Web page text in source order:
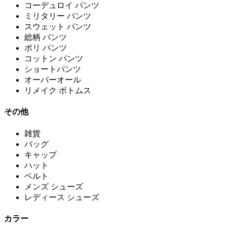
コーデュロイ パンツ
ミリタリー パンツ
スウェット パンツ
総柄 パンツ
ポリ パンツ
コットン パンツ
ショートパンツ
オーバーオール
リメイク ボトムス
その他
雑貨
バッグ
キャップ
ハット
ベルト
メンズ シューズ
レディース シューズ
カラー